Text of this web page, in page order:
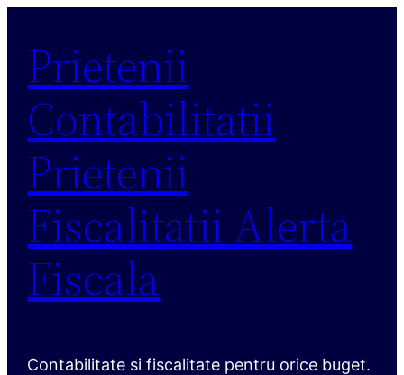
conținut
Prietenii
Contabilitatii
Prietenii
Fiscalitatii Alerta
Fiscala
Contabilitate si fiscalitate pentru orice buget.